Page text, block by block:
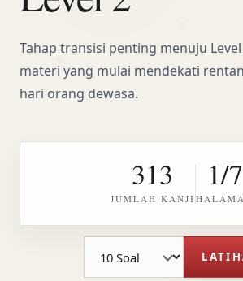
Tahap transisi penting menuju
materi yang mulai mendekati
hari orang dewasa.
313
JUMLAH KANJI
1/7